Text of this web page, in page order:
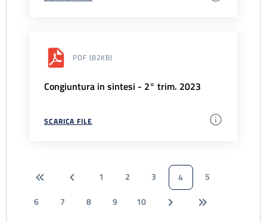
PDF (82KB)
Congiuntura in sintesi - 2° trim. 2023
SCARICA FILE
1 2 3 4
5
6
7 8 9 10